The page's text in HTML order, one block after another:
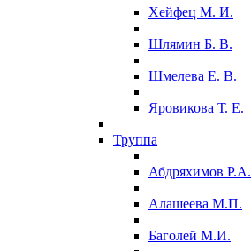
Хейфец М. И.
Шлямин Б. В.
Шмелева Е. В.
Яровикова Т. Е.
Труппа
Абдряхимов Р.А.
Алашеева М.П.
Баголей М.И.